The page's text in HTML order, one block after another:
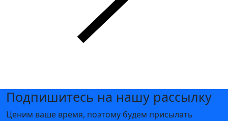
Подпишитесь на нашу рассылку
Ценим ваше время, поэтому будем присылать